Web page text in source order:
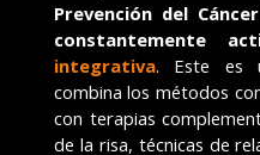
Prevención del
constantemente
integrativa. Este es
combina los métodos
con terapias
de la risa, técnicas de